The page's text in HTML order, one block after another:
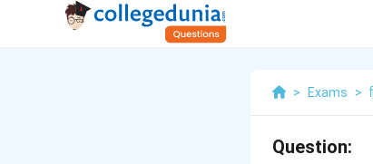
> Exams >
Question: